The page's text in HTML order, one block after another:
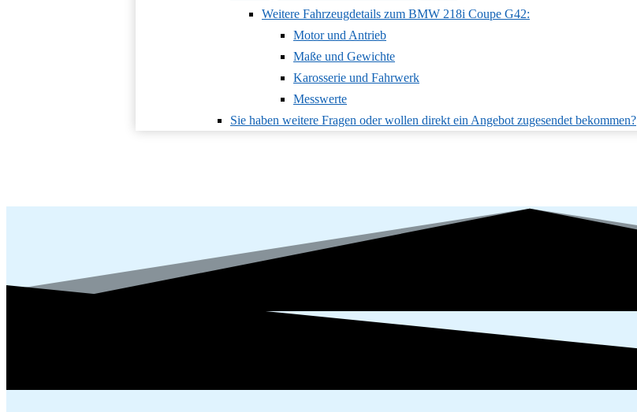
Weitere Fahrzeugdetails zum BMW 218i Coupe G42:
Motor und Antrieb
Maße und Gewichte
Karosserie und Fahrwerk
Messwerte
Sie haben weitere Fragen oder wollen direkt ein Angebot zugesendet bekommen?